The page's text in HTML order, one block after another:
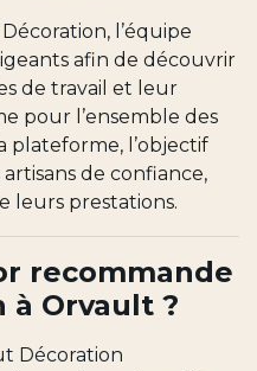
l’équipe
afin de découvrir
de travail et leur
pour l’ensemble des
plateforme, l’objectif
de confiance,
leurs prestations.
recommande
Orvault ?
Décoration